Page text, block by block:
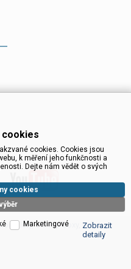
set top boxy, dvb-t
cookies
cookies. Cookies jsou
k měření jeho funkčnosti a
Dejte nám vědět o svých
cookies
Marketingové
Zobrazit
detaily